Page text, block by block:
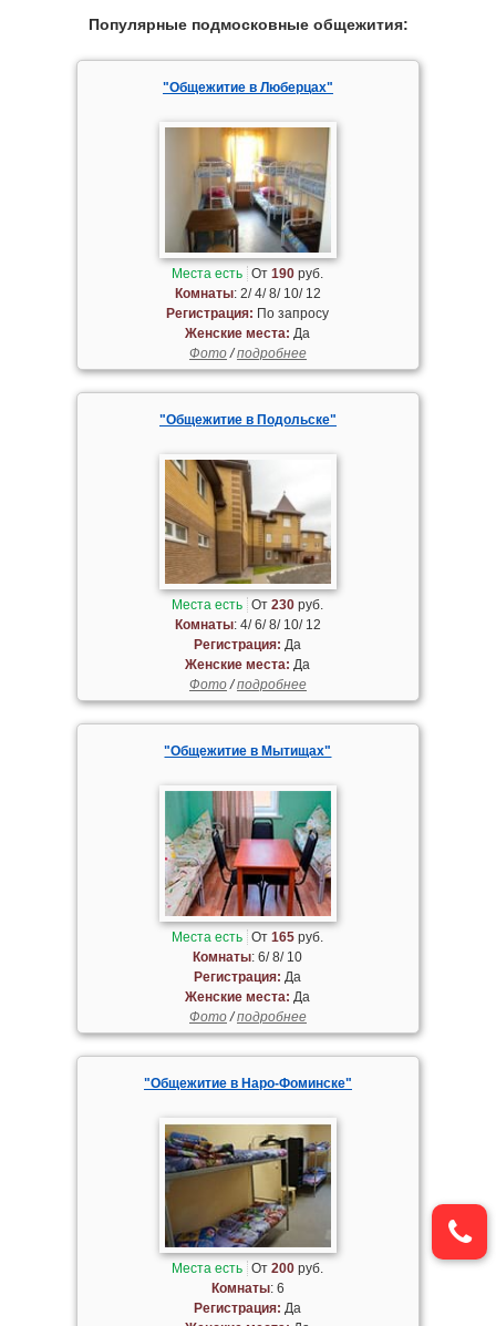
Популярные подмосковные общежития:
"Общежитие в Люберцах"
Места есть От190 руб.
Комнаты: 2/ 4/ 8/ 10/ 12
Регистрация: По запросу
Женские места: Да
Фото/подробнее
"Общежитие в Подольске"
Места есть От230 руб.
Комнаты: 4/ 6/ 8/ 10/ 12
Регистрация: Да
Женские места: Да
Фото/подробнее
"Общежитие в Мытищах"
Места есть От165 руб.
Комнаты: 6/ 8/ 10
Регистрация: Да
Женские места: Да
Фото/подробнее
"Общежитие в Наро-Фоминске"
Места есть От200 руб.
Комнаты: 6
Регистрация: Да